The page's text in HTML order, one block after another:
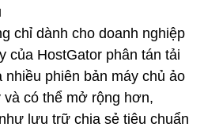
chỉ dành cho doanh nghiệp
của HostGator phân tán tải
nhiều phiên bản máy chủ ảo
có thể mở rộng hơn,
lưu trữ chia sẻ tiêu chuẩn